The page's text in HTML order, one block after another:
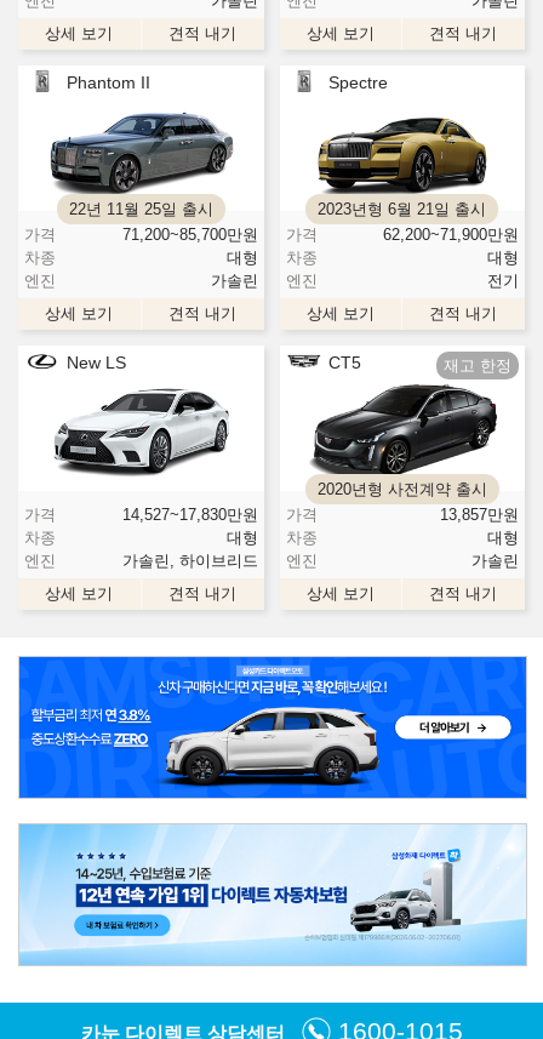
상세 보기
견적 내기
상세 보기
견적 내기
Phantom II
22년 11월 25일 출시
가격
71,200~85,700만원
차종
대형
엔진
가솔린
상세 보기
견적 내기
Spectre
2023년형 6월 21일 출시
가격
62,200~71,900만원
차종
대형
엔진
전기
상세 보기
견적 내기
New LS
가격 14,527~17,830만원
차종
대형
엔진
가솔린, 하이브리드
상세 보기
견적 내기
CT5
2020년형 사전계약 출시
가격
13,857만원
차종
대형
엔진
가솔린
상세 보기
견적 내기
카눈 다이렉트 상담센터 1600-1015